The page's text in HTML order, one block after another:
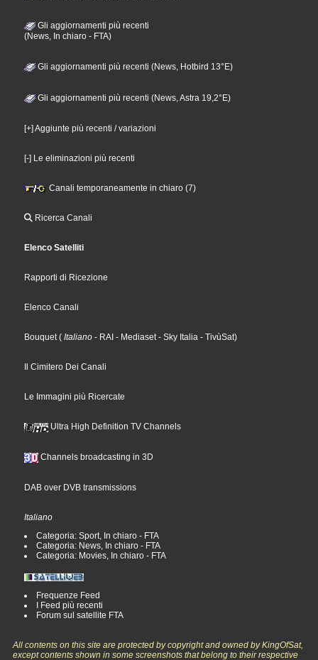
Gli aggiornamenti più recenti
(News, In chiaro - FTA)
Gli aggiornamenti più recenti (News, Hotbird 13°E)
Gli aggiornamenti più recenti (News, Astra 19,2°E)
[+] Aggiunte più recenti / variazioni
[-] Le eliminazioni più recenti
Canali temporaneamente in chiaro (7)
Ricerca Canali
Elenco Satelliti
Rapporti di Ricezione
Elenco Canali
Bouquet( Italiano - RAI - Mediaset- Sky Italia - TivùSat)
Il Cimitero Dei Canali
Le Immagini più Ricercate
Ultra High Definition TV Channels
Channels broadcasting in 3D
DAB over DVB transmissions
Italiano
Categoria: Sport, In chiaro - FTA
Categoria: News, In chiaro - FTA
Categoria: Movies, In chiaro - FTA
Frequenze Feed
I Feed più recenti
Forum sul satellite FTA
All contents on this site are protected by copyright and owned by KingOfSat,
except contents shown in some screenshots that belong to their respective